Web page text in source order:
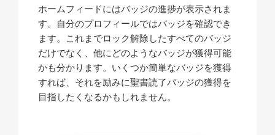
ホームフィードにはバッジの進捗が表示されま
す。自分のプロフィールではバッジを確認でき
ます。これまでロック解除したすべてのバッジ
だけでなく、他にどのようなバッジが獲得可能
かも分かります。いくつか簡単なバッジを獲得
すれば、それを励みに聖書読了バッジの獲得を
目指したくなるかもしれません。